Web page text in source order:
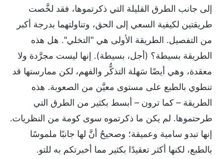
إلى جانب الطرق القليلة التي ذكرتموها، فقد لخَّصت
طريقتين لكيفية السعي إلى الحق، وتناولتهما بدرجة أكبر
من التفصيل. الطريقة الأولى هي "التخلي". هل هذه
الطريقة بسيطة؟ (أجل، بسيطة). إنها ليست مجرَّدة ولا
معقدة، وهي أيضًا سَهلة التذكُّر والفهم، لكن ممارستها قد
تنطوي بالطبع على مستوى معيَّن من الصعوبة. هذه
الطريقة – كما ترون – أبسط بكثير من الطرق التي
طرحتموها. لم يكن ما ذكرتموه سوى كومة من النظريات.
إنها تبدو سامية وعميقة؛ وصحيحٌ أنَّ لها جانبًا ملموسًا
بالطبع، لكنها أكثر تعقيدًا بكثير مما أخبرتكم به للتو.